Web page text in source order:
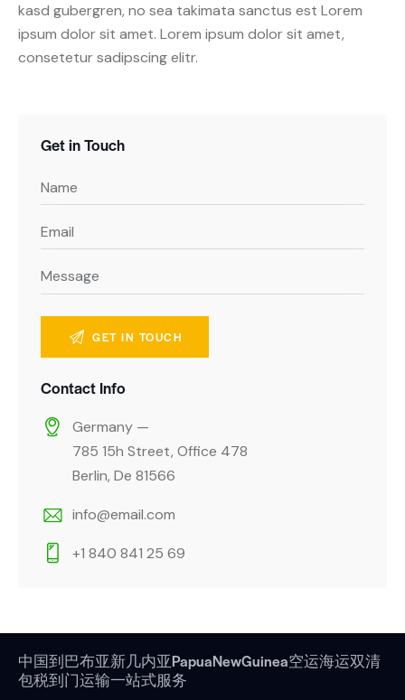
kasd gubergren, no sea takimata sanctus est Lorem
ipsum dolor sit amet. Lorem ipsum dolor sit amet,
consetetur sadipscing elitr.
Get in Touch
Contact Info
Germany —
785 15h Street, Office 478
Berlin, De 81566
info@email.com
+1 840 841 25 69
中国到巴布亚新几内亚PapuaNewGuinea空运海运双清
包税到门运输一站式服务